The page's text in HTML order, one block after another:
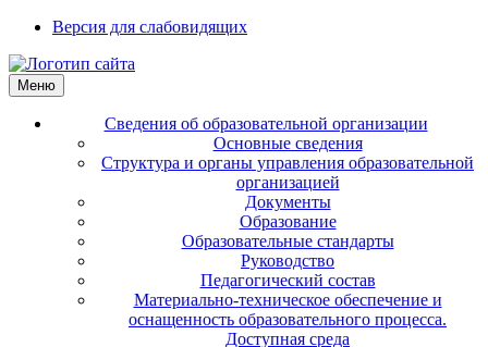
Версия для слабовидящих
Меню
Сведения об образовательной организации
Основные сведения
Структура и органы управления образовательной
организацией
Документы
Образование
Образовательные стандарты
Руководство
Педагогический состав
Материально-техническое обеспечение и
оснащенность образовательного процесса.
Доступная среда